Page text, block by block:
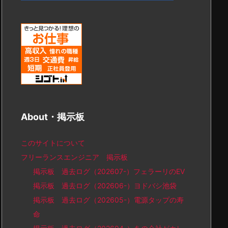
About・掲示板
このサイトについて
フリーランスエンジニア 掲示板
掲示板 過去ログ（202607-）フェラーリのEV
掲示板 過去ログ（202606-）ヨドバシ池袋
掲示板 過去ログ（202605-）電源タップの寿
命